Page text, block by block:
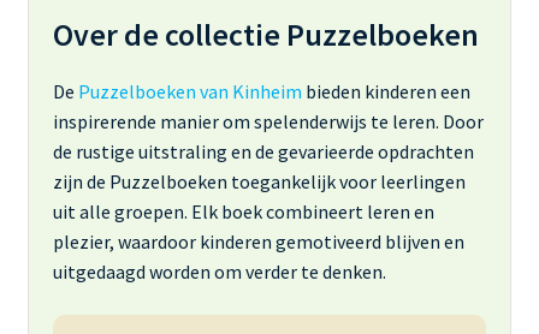
Over de collectie Puzzelboeken
De Puzzelboeken van Kinheim bieden kinderen een
inspirerende manier om spelenderwijs te leren. Door
de rustige uitstraling en de gevarieerde opdrachten
zijn de Puzzelboeken toegankelijk voor leerlingen
uit alle groepen. Elk boek combineert leren en
plezier, waardoor kinderen gemotiveerd blijven en
uitgedaagd worden om verder te denken.